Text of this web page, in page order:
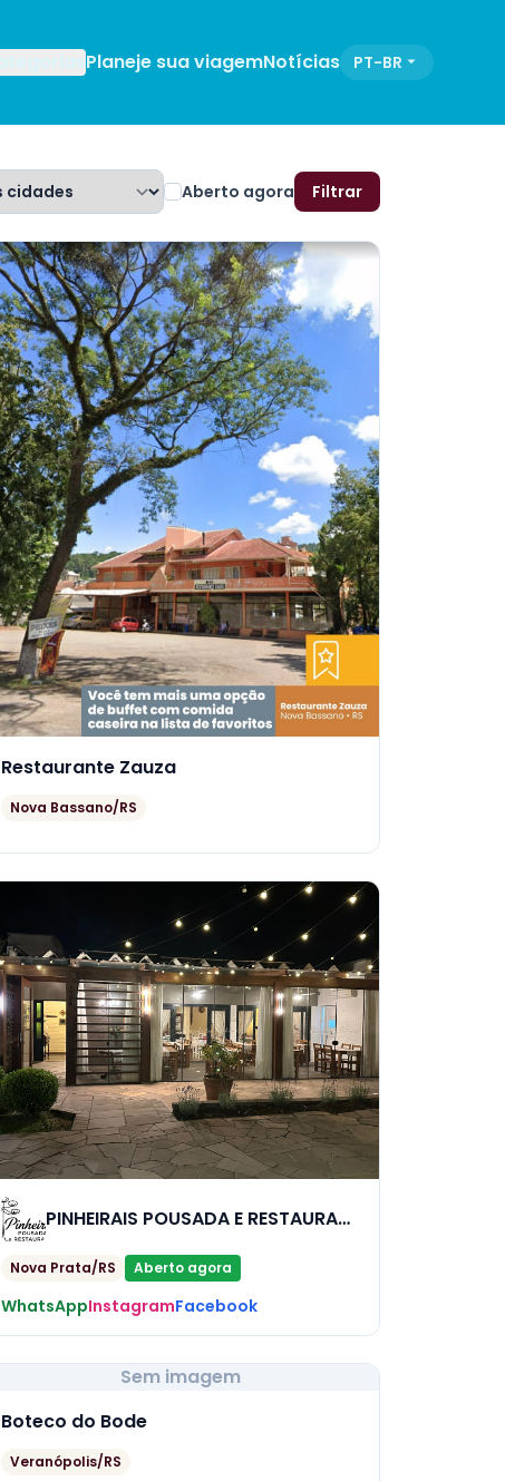
Planeje sua viagemNotícias PT-BR
Aberto agora Filtrar
Restaurante Zauza
Nova Bassano/RS
PINHEIRAIS POUSADA E RESTAURANTE MESA E BRASA
Nova Prata/RS Aberto agora
WhatsAppInstagramFacebook
Sem imagem
Boteco do Bode
Veranópolis/RS